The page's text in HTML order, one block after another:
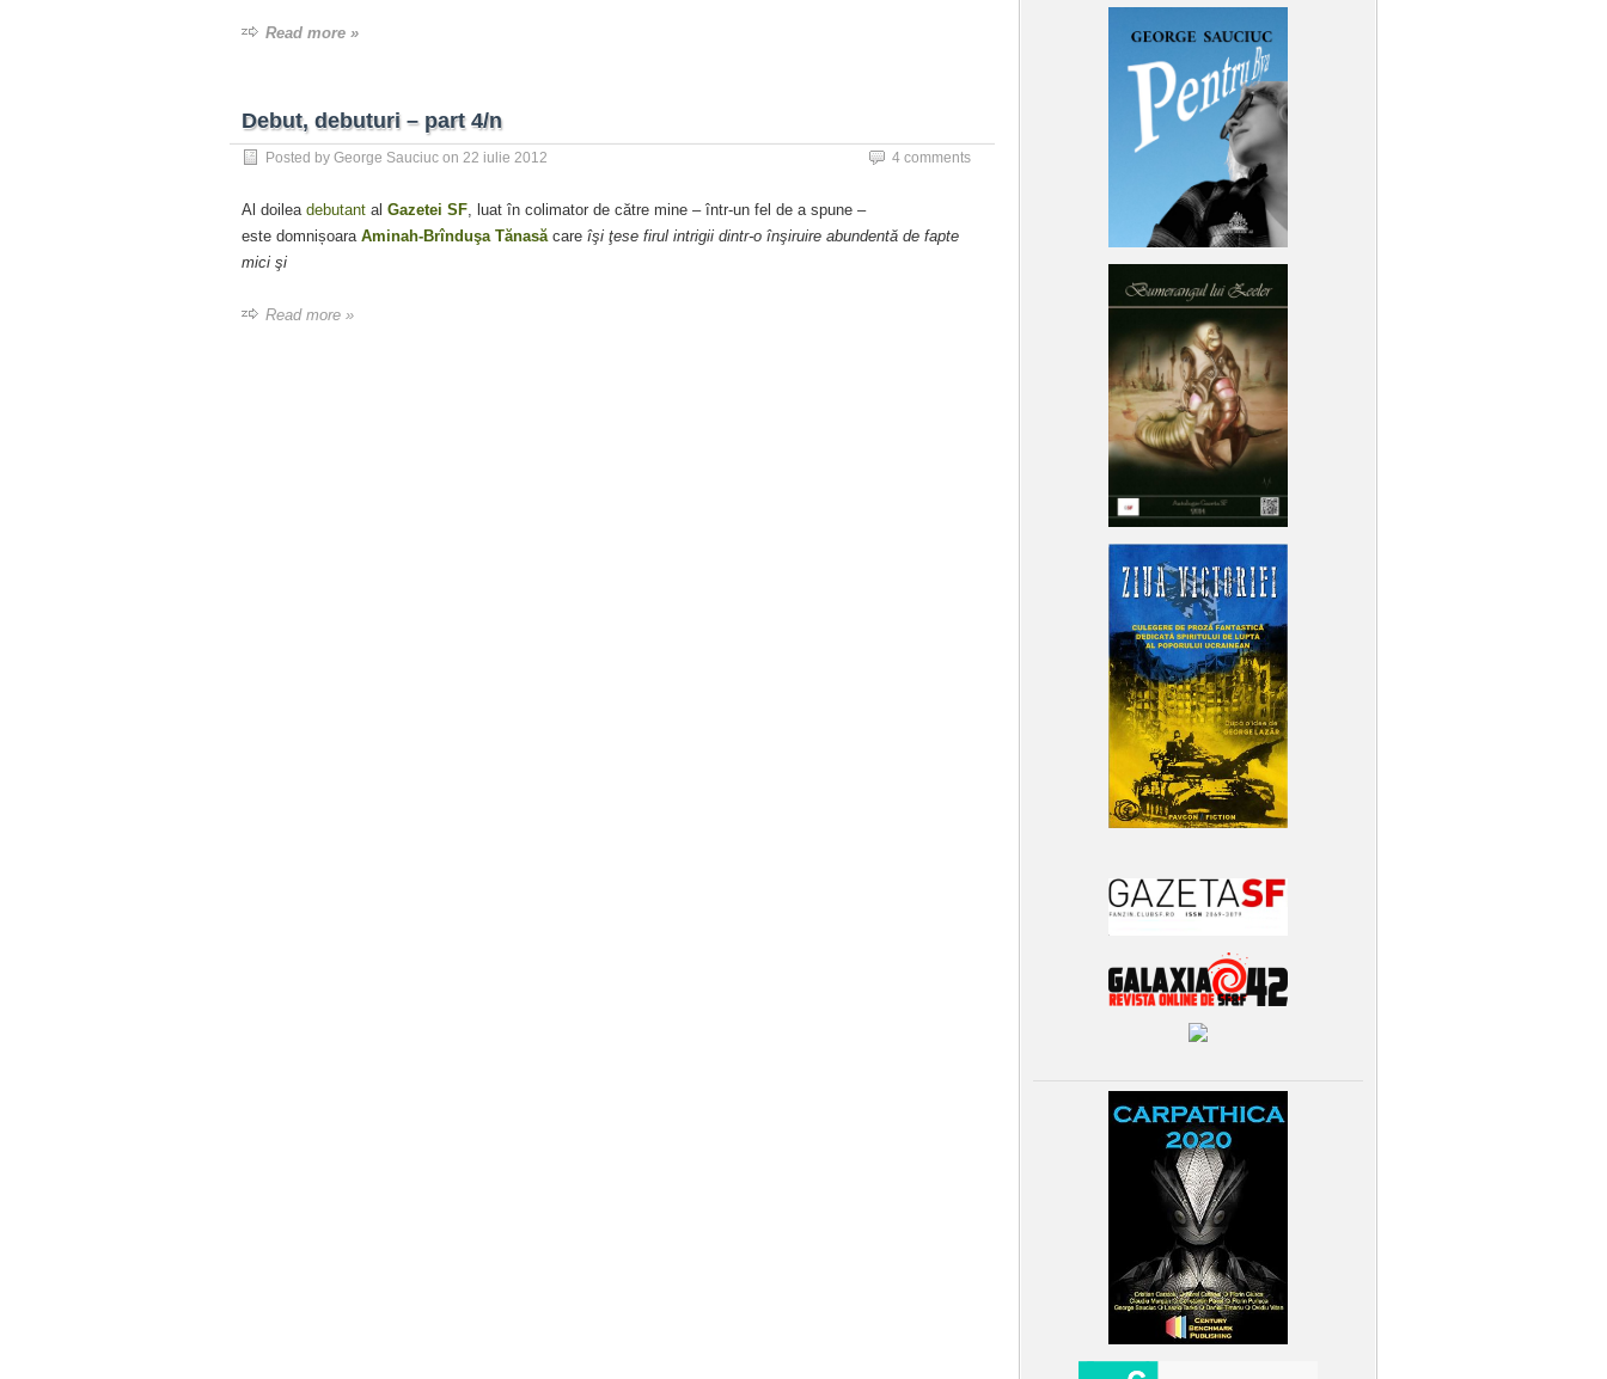
Read more »
Debut, debuturi – part 4/n
Posted by George Sauciuc on 22 iulie 2012 4 comments
Al doilea debutant al Gazetei SF, luat în colimator de către mine – într-un fel de a spune –
este domnișoara Aminah-Brînduşa Tănasăcare îşi ţese firul intrigii dintr-o înşiruire abundentă de fapte
mici şi
Read more »